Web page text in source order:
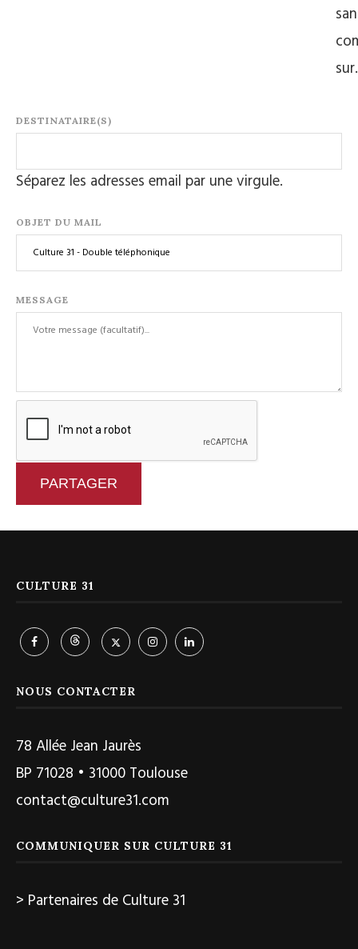
DESTINATAIRE(S)
Séparez les adresses email par une virgule.
OBJET DU MAIL
MESSAGE
PARTAGER
CULTURE 31
NOUS CONTACTER
78 Allée Jean Jaurès
BP 71028 • 31000 Toulouse
contact@culture31.com
COMMUNIQUER SUR CULTURE 31
> Partenaires de Culture 31